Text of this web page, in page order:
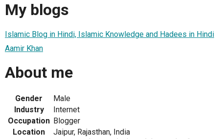
My blogs
Islamic Blog in Hindi, Islamic Knowledge and Hadees in Hindi
Aamir Khan
About me
Gender
Male
Industry
Internet
Occupation Blogger
Location
Jaipur, Rajasthan, India